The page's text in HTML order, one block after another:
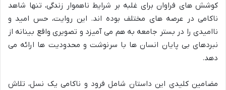
کوشش های فراوان برای غلبه بر شرایط ناهموار زندگی، تنها شاهد
ناکامی در عرصه های مختلف بوده اند. این روایت، حس امید و
ناامیدی را در بستر جامعه به هم می آمیزد و تصویری واقع بینانه از
نبردهای بی پایان انسان ها با سرنوشت و محدودیت ها ارائه می
دهد.
مضامین کلیدی این داستان شامل فرود و ناکامی یک نسل، تلاش